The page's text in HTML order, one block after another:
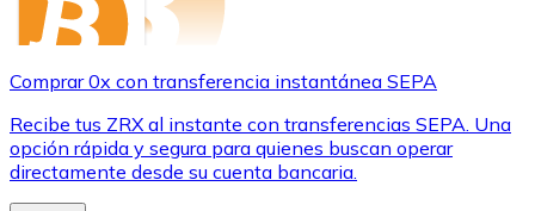
Comprar 0x con transferencia instantánea SEPA
Recibe tus ZRX al instante con transferencias SEPA. Una
opción rápida y segura para quienes buscan operar
directamente desde su cuenta bancaria.